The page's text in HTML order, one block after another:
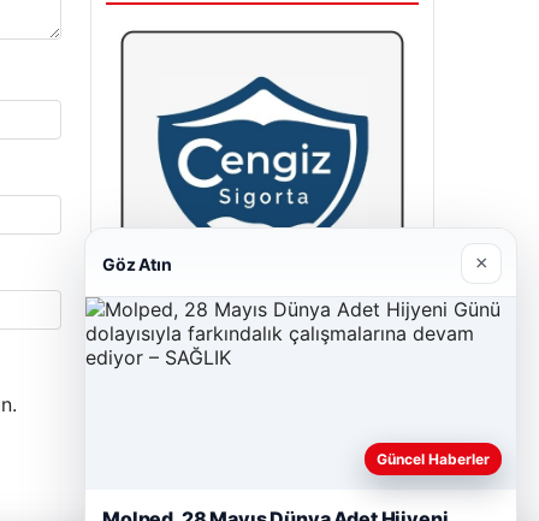
Cengiz Sigorta
Göz Atın ×
Güncel Haberler